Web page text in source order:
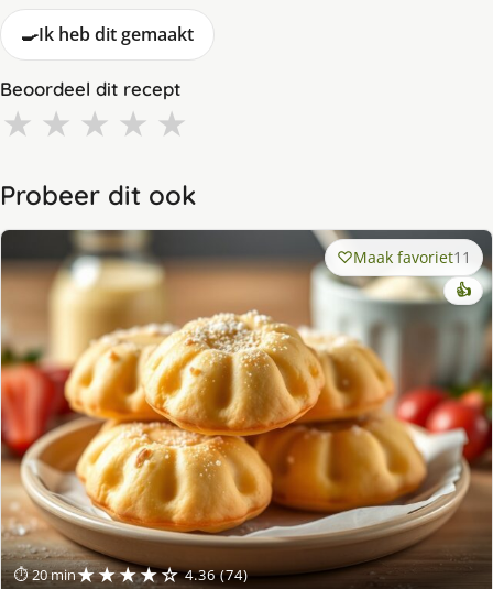
🍳Ik heb dit gemaakt
Beoordeel dit recept
★ ★ ★ ★ ★
Probeer dit ook
⏱ 20 min★★★★☆ 4.36 (74)
Maak favoriet11
👍